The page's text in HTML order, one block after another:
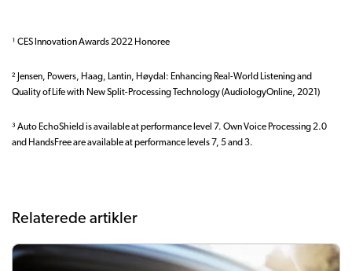
¹ CES Innovation Awards 2022 Honoree
² Jensen, Powers, Haag, Lantin, Høydal: Enhancing Real-World Listening and
Quality of Life with New Split-Processing Technology (AudiologyOnline, 2021)
³ Auto EchoShield is available at performance level 7. Own Voice Processing 2.0
and HandsFree are available at performance levels 7, 5 and 3.
Relaterede artikler